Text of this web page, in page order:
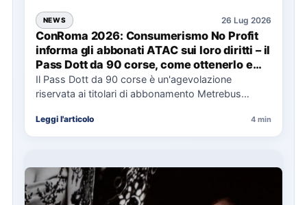
NEWS 26 Lug 2026
ConRoma 2026: Consumerismo No Profit
informa gli abbonati ATAC sui loro diritti – il
Pass Dott da 90 corse, come ottenerlo e
cosa spetta in caso di disservizi
Il Pass Dott da 90 corse è un'agevolazione
riservata ai titolari di abbonamento Metrebus
Leggi l'articolo 4 min